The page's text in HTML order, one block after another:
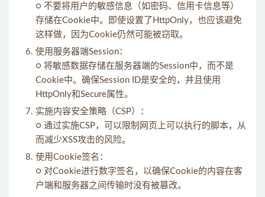
○ 不要将用户的敏感信息（如密码、信用卡信息等）
存储在Cookie中。即使设置了HttpOnly，也应该避免
这样做，因为Cookie仍然可能被窃取。
使用服务器端Session：
○ 将敏感数据存储在服务器端的Session中，而不是
Cookie中。确保Session ID是安全的，并且使用
HttpOnly和Secure属性。
实施内容安全策略（CSP）：
○ 通过实施CSP，可以限制网页上可以执行的脚本，从
而减少XSS攻击的风险。
使用Cookie签名：
○ 对Cookie进行数字签名，以确保Cookie的内容在客
户端和服务器之间传输时没有被篡改。